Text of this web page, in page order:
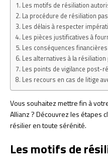
Les motifs de résiliation
La procédure de résiliation
Les délais à respecter
Les pièces justificatives à
Les conséquences
Les alternatives à la
Les points de vigilance post-
Les recours en cas de litige
Vous souhaitez mettre fin à
Allianz ? Découvrez les étapes
résilier en toute sérénité.
Les motifs de